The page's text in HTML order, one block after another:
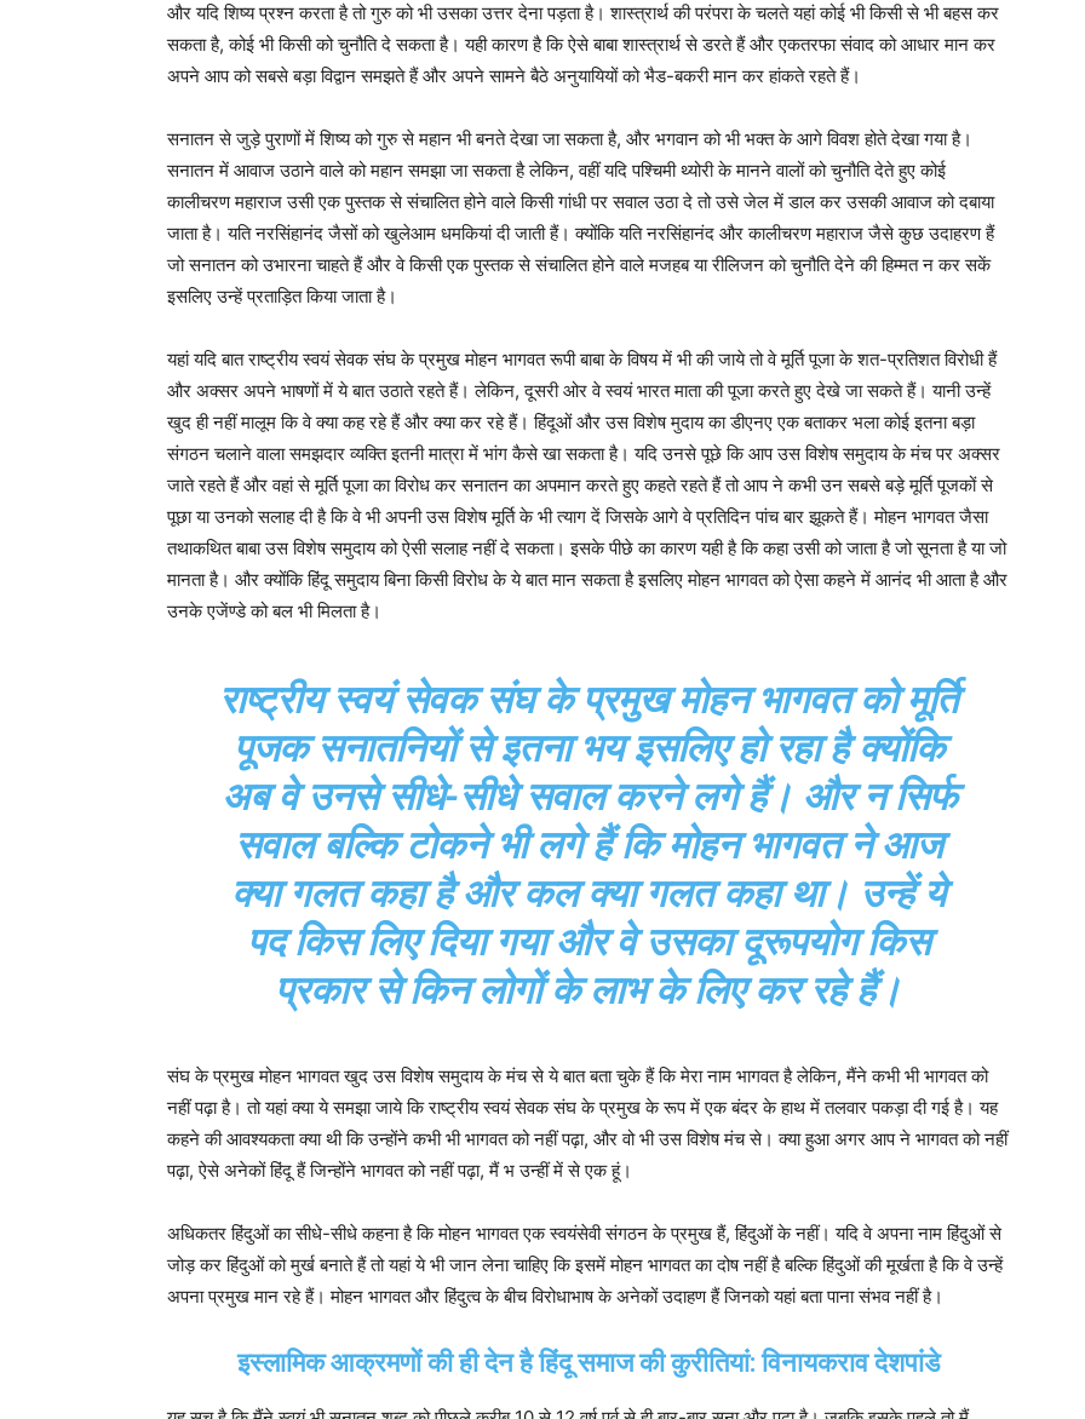
और यदि शिष्य प्रश्न करता है तो गुरु को भी उसका उत्तर देना पड़ता है। शास्त्रार्थ की परंपरा के चलते यहां कोई भी किसी से भी बहस कर
सकता है, कोई भी किसी को चुनौति दे सकता है। यही कारण है कि ऐसे बाबा शास्त्रार्थ से डरते हैं और एकतरफा संवाद को आधार मान कर
अपने आप को सबसे बड़ा विद्वान समझते हैं और अपने सामने बैठे अनुयायियों को भैड-बकरी मान कर हांकते रहते हैं।
सनातन से जुड़े पुराणों में शिष्य को गुरु से महान भी बनते देखा जा सकता है, और भगवान को भी भक्त के आगे विवश होते देखा गया है।
सनातन में आवाज उठाने वाले को महान समझा जा सकता है लेकिन, वहीं यदि पश्चिमी थ्योरी के मानने वालों को चुनौति देते हुए कोई
कालीचरण महाराज उसी एक पुस्तक से संचालित होने वाले किसी गांधी पर सवाल उठा दे तो उसे जेल में डाल कर उसकी आवाज को दबाया
जाता है। यति नरसिंहानंद जैसों को खुलेआम धमकियां दी जाती हैं। क्योंकि यति नरसिंहानंद और कालीचरण महाराज जैसे कुछ उदाहरण हैं
जो सनातन को उभारना चाहते हैं और वे किसी एक पुस्तक से संचालित होने वाले मजहब या रीलिजन को चुनौति देने की हिम्मत न कर सकें
इसलिए उन्हें प्रताड़ित किया जाता है।
यहां यदि बात राष्ट्रीय स्वयं सेवक संघ के प्रमुख मोहन भागवत रूपी बाबा के विषय में भी की जाये तो वे मूर्ति पूजा के शत-प्रतिशत विरोधी हैं
और अक्सर अपने भाषणों में ये बात उठाते रहते हैं। लेकिन, दूसरी ओर वे स्वयं भारत माता की पूजा करते हुए देखे जा सकते हैं। यानी उन्हें
खुद ही नहीं मालूम कि वे क्या कह रहे हैं और क्या कर रहे हैं। हिंदूओं और उस विशेष मुदाय का डीएनए एक बताकर भला कोई इतना बड़ा
संगठन चलाने वाला समझदार व्यक्ति इतनी मात्रा में भांग कैसे खा सकता है। यदि उनसे पूछे कि आप उस विशेष समुदाय के मंच पर अक्सर
जाते रहते हैं और वहां से मूर्ति पूजा का विरोध कर सनातन का अपमान करते हुए कहते रहते हैं तो आप ने कभी उन सबसे बड़े मूर्ति पूजकों से
पूछा या उनको सलाह दी है कि वे भी अपनी उस विशेष मूर्ति के भी त्याग दें जिसके आगे वे प्रतिदिन पांच बार झूकते हैं। मोहन भागवत जैसा
तथाकथित बाबा उस विशेष समुदाय को ऐसी सलाह नहीं दे सकता। इसके पीछे का कारण यही है कि कहा उसी को जाता है जो सूनता है या जो
मानता है। और क्योंकि हिंदू समुदाय बिना किसी विरोध के ये बात मान सकता है इसलिए मोहन भागवत को ऐसा कहने में आनंद भी आता है और
उनके एजेंण्डे को बल भी मिलता है।
राष्ट्रीय स्वयं सेवक संघ के प्रमुख मोहन भागवत को मूर्ति
पूजक सनातनियों से इतना भय इसलिए हो रहा है क्योंकि
अब वे उनसे सीधे-सीधे सवाल करने लगे हैं। और न सिर्फ
सवाल बल्कि टोकने भी लगे हैं कि मोहन भागवत ने आज
क्या गलत कहा है और कल क्या गलत कहा था। उन्हें ये
पद किस लिए दिया गया और वे उसका दूरूपयोग किस
प्रकार से किन लोगों के लाभ के लिए कर रहे हैं।
संघ के प्रमुख मोहन भागवत खुद उस विशेष समुदाय के मंच से ये बात बता चुके हैं कि मेरा नाम भागवत है लेकिन, मैंने कभी भी भागवत को
नहीं पढ़ा है। तो यहां क्या ये समझा जाये कि राष्ट्रीय स्वयं सेवक संघ के प्रमुख के रूप में एक बंदर के हाथ में तलवार पकड़ा दी गई है। यह
कहने की आवश्यकता क्या थी कि उन्होंने कभी भी भागवत को नहीं पढ़ा, और वो भी उस विशेष मंच से। क्या हुआ अगर आप ने भागवत को नहीं
पढ़ा, ऐसे अनेकों हिंदू हैं जिन्होंने भागवत को नहीं पढ़ा, मैं भ उन्हीं में से एक हूं।
अधिकतर हिंदुओं का सीधे-सीधे कहना है कि मोहन भागवत एक स्वयंसेवी संगठन के प्रमुख हैं, हिंदुओं के नहीं। यदि वे अपना नाम हिंदुओं से
जोड़ कर हिंदुओं को मुर्ख बनाते हैं तो यहां ये भी जान लेना चाहिए कि इसमें मोहन भागवत का दोष नहीं है बल्कि हिंदुओं की मूर्खता है कि वे उन्हें
अपना प्रमुख मान रहे हैं। मोहन भागवत और हिंदुत्व के बीच विरोधाभाष के अनेकों उदाहण हैं जिनको यहां बता पाना संभव नहीं है।
इस्लामिक आक्रमणों की ही देन है हिंदू समाज की कुरीतियां: विनायकराव देशपांडे